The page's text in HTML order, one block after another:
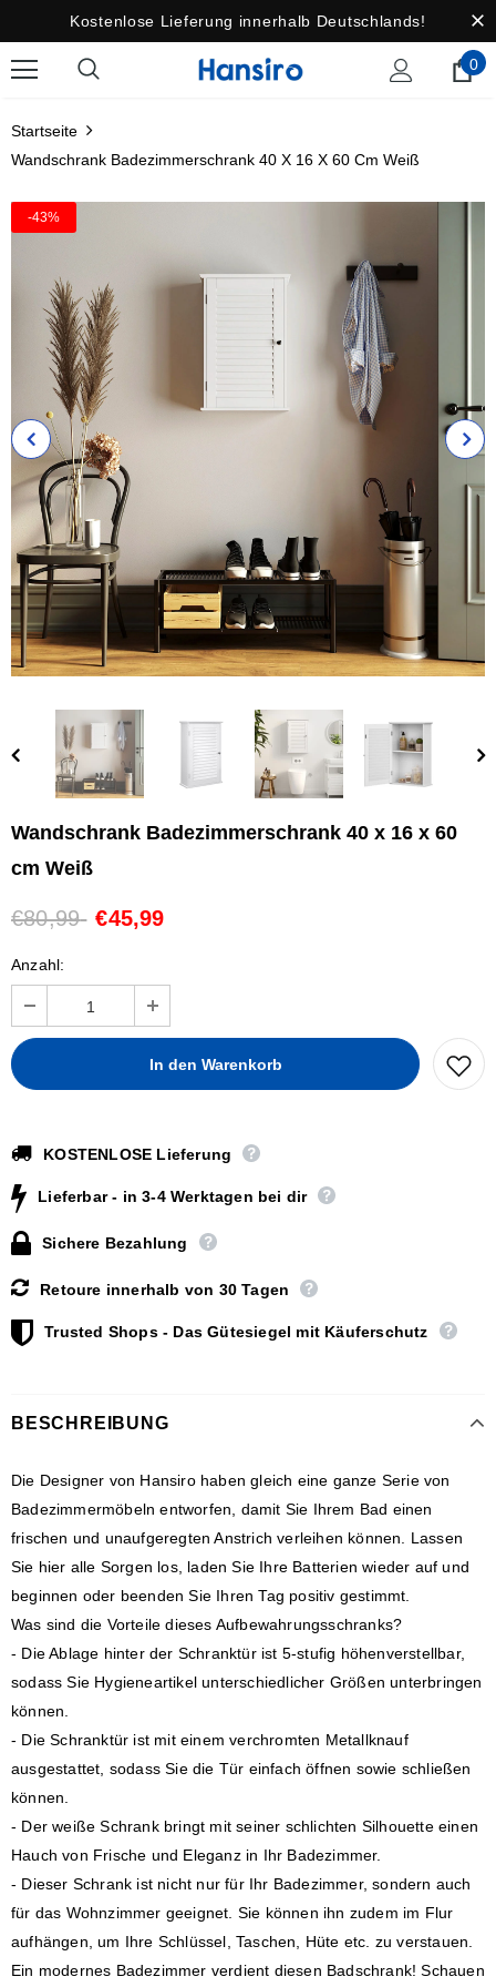
Kostenlose Lieferung innerhalb Deutschlands!
0
Startseite
Wandschrank Badezimmerschrank 40 X 16 X 60 Cm Weiß
-43%
Wandschrank Badezimmerschrank 40 x 16 x 60
cm Weiß
€80,99 €45,99
Anzahl:
KOSTENLOSE Lieferung
Lieferbar - in 3-4 Werktagen bei dir
Sichere Bezahlung
Retoure innerhalb von 30 Tagen
Trusted Shops - Das Gütesiegel mit Käuferschutz
BESCHREIBUNG
Die Designer von Hansiro haben gleich eine ganze Serie von
Badezimmermöbeln entworfen, damit Sie Ihrem Bad einen
frischen und unaufgeregten Anstrich verleihen können. Lassen
Sie hier alle Sorgen los, laden Sie Ihre Batterien wieder auf und
beginnen oder beenden Sie Ihren Tag positiv gestimmt.
Was sind die Vorteile dieses Aufbewahrungsschranks?
- Die Ablage hinter der Schranktür ist 5-stufig höhenverstellbar,
sodass Sie Hygieneartikel unterschiedlicher Größen unterbringen
können.
- Die Schranktür ist mit einem verchromten Metallknauf
ausgestattet, sodass Sie die Tür einfach öffnen sowie schließen
können.
- Der weiße Schrank bringt mit seiner schlichten Silhouette einen
Hauch von Frische und Eleganz in Ihr Badezimmer.
- Dieser Schrank ist nicht nur für Ihr Badezimmer, sondern auch
für das Wohnzimmer geeignet. Sie können ihn zudem im Flur
aufhängen, um Ihre Schlüssel, Taschen, Hüte etc. zu verstauen.
Ein modernes Badezimmer verdient diesen Badschrank! Schauen